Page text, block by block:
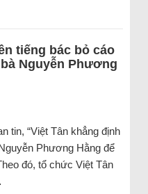
tiếng bác bỏ cáo
Nguyễn Phương
tin, “Việt Tân khẳng định
Phương Hằng để
đó, tổ chức Việt Tân